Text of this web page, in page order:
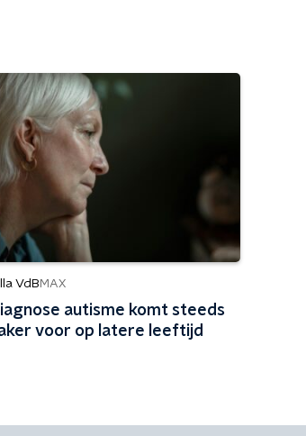
VdB MAX
autisme komt steeds
voor op latere leeftijd